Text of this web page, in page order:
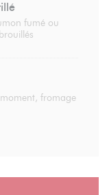
fumé ou
fromage